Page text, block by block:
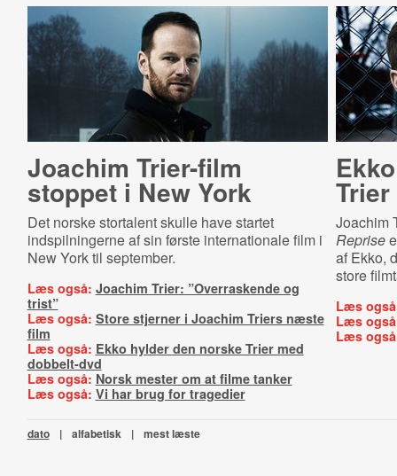
Joachim Trier-film
stoppet i New York
Det norske stortalent skulle have startet
indspilningerne af sin første internationale film i
New York til september.
Læs også: Joachim Trier: ”Overraskende og
trist”
Læs også: Store stjerner i Joachim Triers næste
film
Læs også: Ekko hylder den norske Trier med
dobbelt-dvd
Læs også: Norsk mester om at filme tanker
Læs også: Vi har brug for tragedier
Joachim
Reprise
af Ekko,
store
Læs
Læs
Læs
dato | alfabetisk | mest læste